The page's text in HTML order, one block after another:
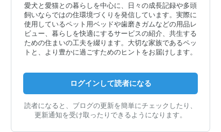
愛犬と愛猫との暮らしを中心に、日々の成長記録や多頭
飼いならではの住環境づくりを発信しています。実際に
使用しているペット用ベッドや歯磨きガムなどの用品レ
ビュー、暮らしを快適にするサービスの紹介、共生する
ための住まいの工夫を綴ります。大切な家族であるペッ
トと、より豊かに過ごすためのヒントをお届けします。
ログインして読者になる
読者になると、ブログの更新を簡単にチェックしたり、
更新通知を受け取ったりできるようになります。